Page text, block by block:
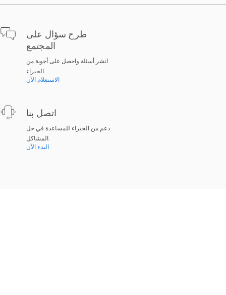
طرح سؤال على
المجتمع
انشر أسئلة واحصل على أجوبة من
الخبراء.
الاستعلام الآن
اتصل بنا
دعم من الخبراء للمساعدة في حل
المشاكل.
البدء الآن